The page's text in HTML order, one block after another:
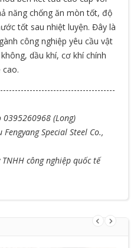
năng chống ăn mòn tốt, độ
tốt sau nhiệt luyện. Đây là
công nghiệp yêu cầu vật
dầu khí, cơ khí chính
cao.
(Long)
Special Steel Co.,
công nghiệp quốc tế